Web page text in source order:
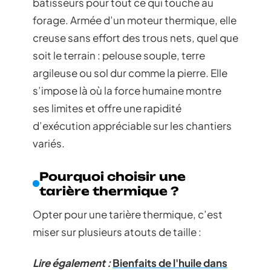
forage. Armée d’un moteur thermique, elle
creuse sans effort des trous nets, quel que
soit le terrain : pelouse souple, terre
argileuse ou sol dur comme la pierre. Elle
s’impose là où la force humaine montre
ses limites et offre une rapidité
d’exécution appréciable sur les chantiers
variés.
Pourquoi choisir une
tarière thermique ?
Opter pour une tarière thermique, c’est
miser sur plusieurs atouts de taille :
Lire également :Bienfaits de l'huile dans